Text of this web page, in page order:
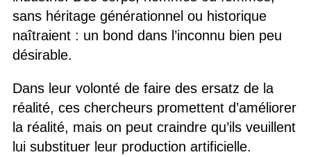
sans héritage générationnel ou historique
naîtraient : un bond dans l’inconnu bien peu
désirable.
Dans leur volonté de faire des ersatz de la
réalité, ces chercheurs promettent d’améliorer
la réalité, mais on peut craindre qu’ils veuillent
lui substituer leur production artificielle.